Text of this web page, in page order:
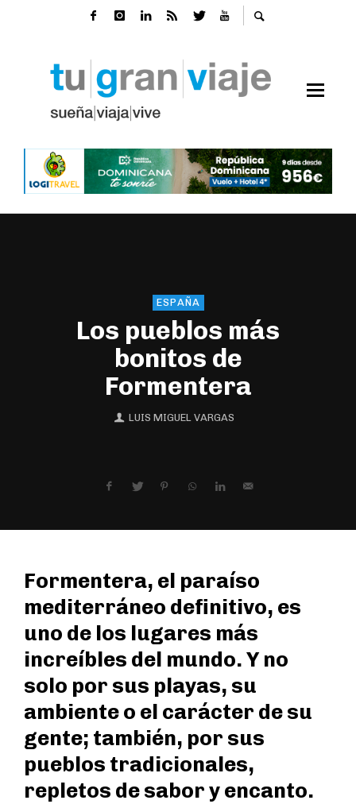
ESPAÑA
Los pueblos más
bonitos de
Formentera
LUIS MIGUEL VARGAS
Formentera, el paraíso
mediterráneo definitivo, es
uno de los lugares más
increíbles del mundo. Y no
solo por sus playas, su
ambiente o el carácter de su
gente; también, por sus
pueblos tradicionales,
repletos de sabor y encanto.